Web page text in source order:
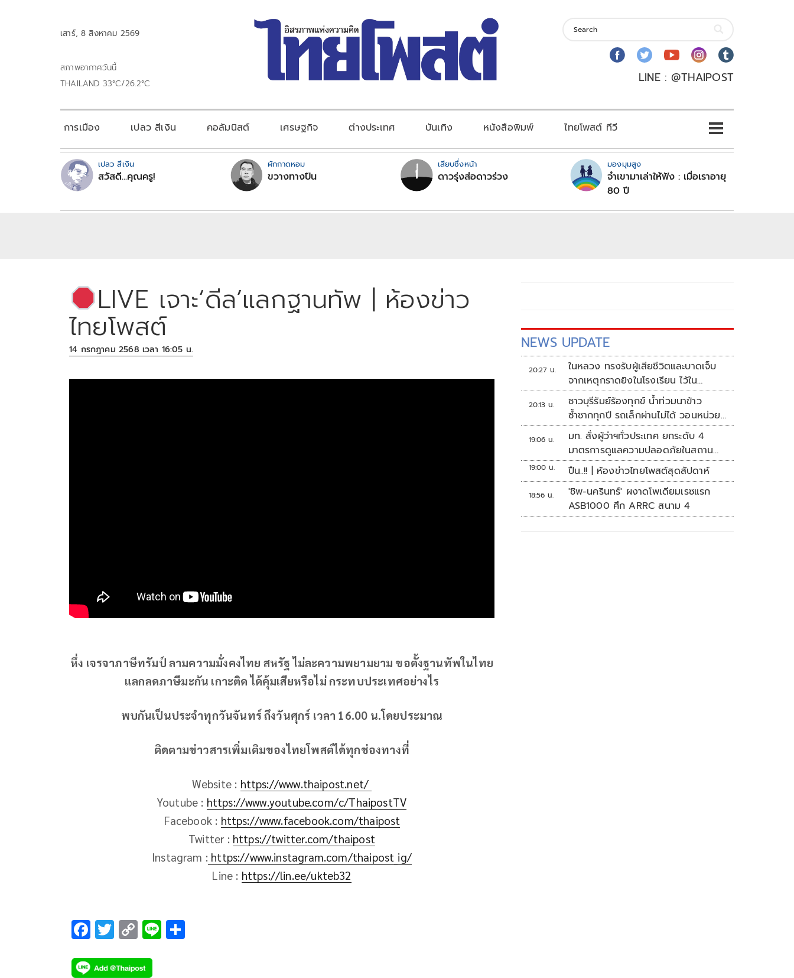
เสาร์, 8 สิงหาคม 2569
สภาพอากาศวันนี้
THAILAND 33°C/26.2°C
LINE : @THAIPOST
การเมือง เปลว สีเงิน คอลัมนิสต์ เศรษฐกิจ ต่างประเทศ บันเทิง หนังสือพิมพ์ ไทยโพสต์ ทีวี
เปลว สีเงิน
สวัสดี...คุณครู!
ผักกาดหอม
ขวางทางปืน
เสียบซึ่งหน้า
ดาวรุ่งส่อดาวร่วง
มองมุมสูง
จำเขามาเล่าให้ฟัง : เมื่อเราอายุ
80 ปี
LIVE เจาะ‘ดีล’แลกฐานทัพ | ห้องข่าว
ไทยโพสต์
14 กรกฎาคม 2568 เวลา 16:05 น.
หึ่ง เจรจาภาษีทรัมป์ ลามความมั่งคงไทย สหรัฐ ไม่ละความพยามยาม ขอตั้งฐานทัพในไทย
แลกลดภาษีมะกัน เกาะติด ได้คุ้มเสียหรือไม่ กระทบประเทศอย่างไร
พบกันเป็นประจำทุกวันจันทร์ ถึงวันศุกร์ เวลา 16.00 น.โดยประมาณ
ติดตามข่าวสารเพิ่มเติมของไทยโพสต์ได้ทุกช่องทางที่
Website : https://www.thaipost.net/
Youtube : https://www.youtube.com/c/ThaipostTV
Facebook : https://www.facebook.com/thaipost
Twitter : https://twitter.com/thaipost
Instagram : https://www.instagram.com/thaipost_ig/
Line : https://lin.ee/ukteb32
F
e
T
tt
C
p
Li
NEWS UPDATE
20:27 น.
ในหลวง ทรงรับผู้เสียชีวิตและบาดเจ็บ
จากเหตุกราดยิงในโรงเรียน ไว้ใน
พระบรมราชานุเคราะห์
20:13 น.
ชาวบุรีรัมย์ร้องทุกข์ น้ำท่วมนาข้าว
ซ้ำซากทุกปี รถเล็กผ่านไม่ได้ วอนหน่วย
งานเร่งแก้ไข
19:06 น.
มท. สั่งผู้ว่าฯทั่วประเทศ ยกระดับ 4
มาตรการดูแลความปลอดภัยในสถาน
ศึกษา
19:00 น. ปืน..!! | ห้องข่าวไทยโพสต์สุดสัปดาห์
18:56 น.
'ชิพ-นครินทร์' ผงาดโพเดียมเรซแรก
ASB1000 ศึก ARRC สนาม 4